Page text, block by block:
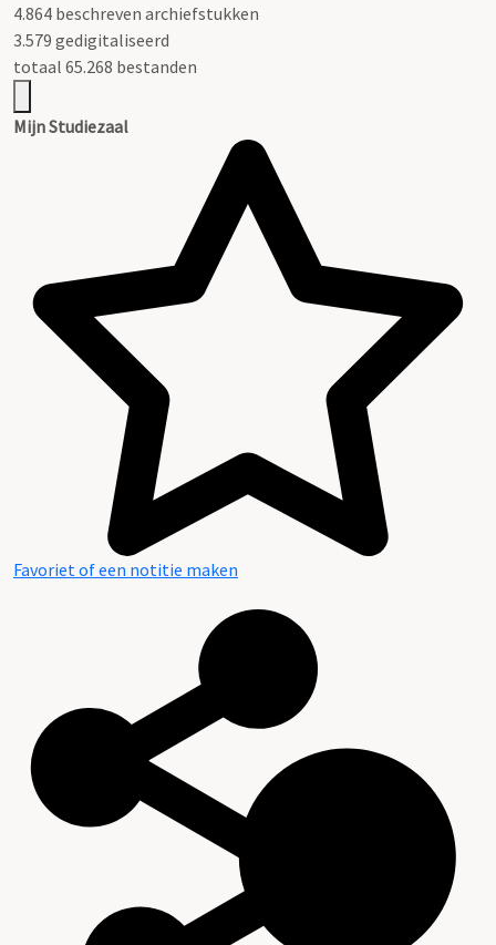
4.864 beschreven archiefstukken
3.579 gedigitaliseerd
totaal 65.268 bestanden
Mijn Studiezaal
Favoriet of een notitie maken